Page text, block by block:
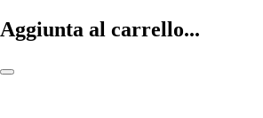
Aggiunta al carrello...